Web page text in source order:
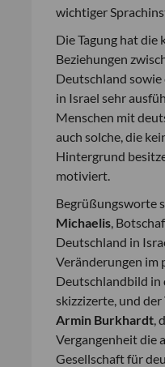
wichtiger
Die Tagung hat
Beziehungen
Deutschland sowie
in Israel sehr
Menschen mit
auch solche, die
Hintergrund
motiviert.
Begrüßungsworte
Michaelis,
Deutschland in
Veränderungen im
Deutschlandbild in
skizzizerte, und
Armin Burkhardt,
Vergangenheit die
Gesellschaft für